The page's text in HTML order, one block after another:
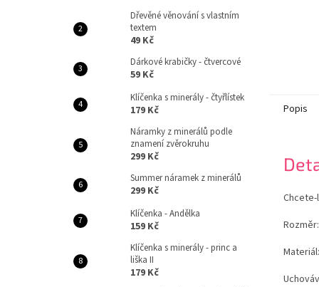
Dřevěné věnování s vlastním
textem
49 Kč
Dárkové krabičky - čtvercové
59 Kč
Klíčenka s minerály - čtyřlístek
179 Kč
Náramky z minerálů podle
znamení zvěrokruhu
299 Kč
Summer náramek z minerálů
299 Kč
Klíčenka - Andělka
159 Kč
Klíčenka s minerály - princ a
liška II
179 Kč
Popis